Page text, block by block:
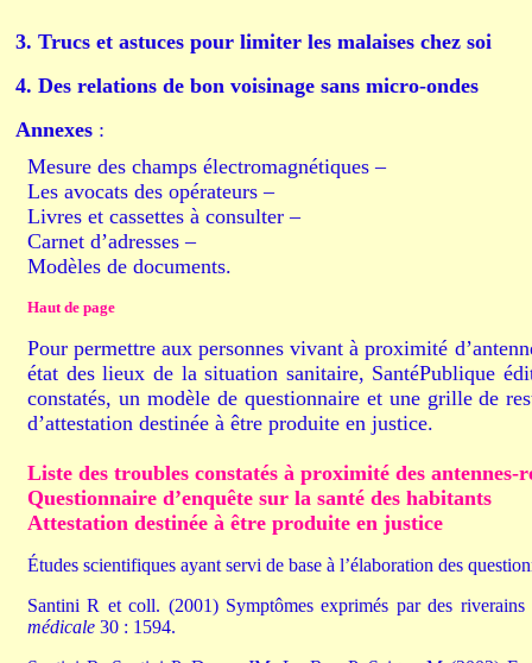
3. Trucs et astuces pour limiter les malaises chez soi
4. Des relations de bon voisinage sans micro-ondes
Annexes :
Mesure des champs électromagnétiques –
Les avocats des opérateurs –
Livres et cassettes à consulter –
Carnet d’adresses –
Modèles de documents.
Haut de page
Pour permettre aux personnes vivant à proximité
état des lieux de la situation sanitaire, SantéPublique
constatés, un modèle de questionnaire et une grille de
d’attestation destinée à être produite en justice.
Liste des troubles constatés à proximité des antennes-
Questionnaire d’enquête sur la santé des habitants
Attestation destinée à être produite en justice
Études scientifiques ayant servi de base à l’élaboration des
Santini R et coll. (2001) Symptômes exprimés par des
médicale 30 : 1594.